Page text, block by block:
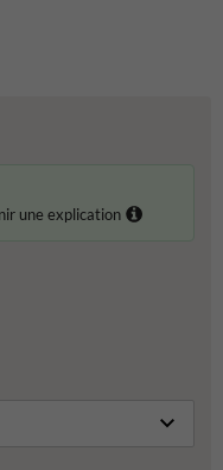
une explication